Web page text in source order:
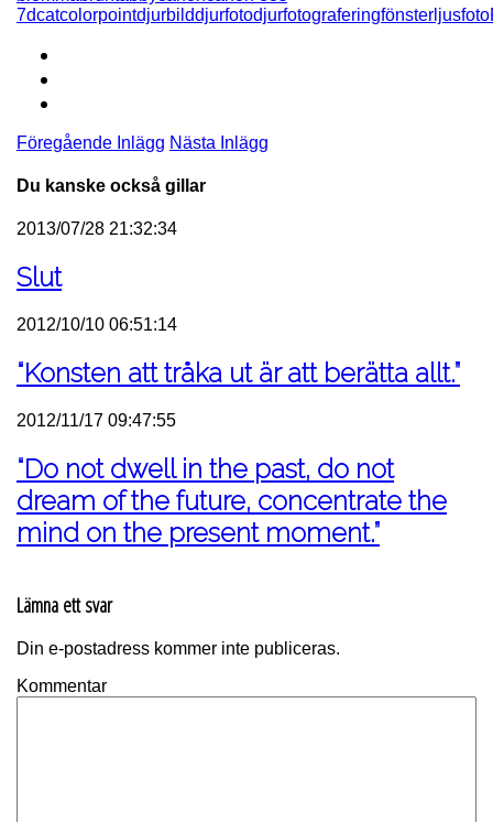
7dcatcolorpointdjurbilddjurfotodjurfotograferingfönsterljusfoto
Föregående Inlägg Nästa Inlägg
Du kanske också gillar
2013/07/28 21:32:34
Slut
2012/10/10 06:51:14
“Konsten att tråka ut är att berätta allt.”
2012/11/17 09:47:55
“Do not dwell in the past, do not
dream of the future, concentrate the
mind on the present moment.”
Lämna ett svar
Din e-postadress kommer inte publiceras.
Kommentar